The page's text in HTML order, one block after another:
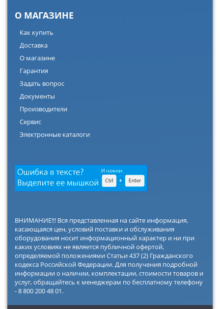
О МАГАЗИНЕ
Как купить
Доставка
О магазине
Гарантия
Задать вопрос
Документы
Производители
Сервис
Электронные каталоги
ВНИМАНИЕ!!! Вся представленная на сайте информация,
касающаяся цен, условий поставки и обслуживания
оборудования носит информационный характер и ни при
каких условиях не является публичной офертой,
определяемой положениями Статьи 437 (2) Гражданского
кодекса Российской Федерации. Для получения подробной
информации о наличии, комплектации, стоимости товаров и
услуг, обращайтесь к менеджерам по бесплатному телефону
- 8 800 200 48 01.